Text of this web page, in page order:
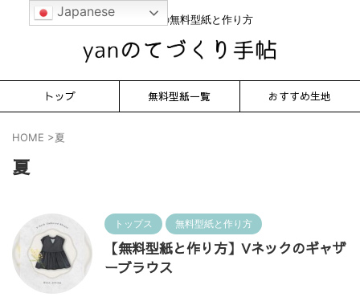
かんたん服の無料型紙と作り方
トップ 無料型紙一覧 おすすめ生地
HOME >夏
夏
トップス 無料型紙と作り方
【無料型紙と作り方】Vネックのギャザ
ーブラウス
Japanese